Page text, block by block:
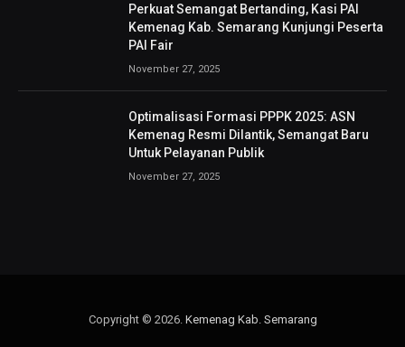
Perkuat Semangat Bertanding, Kasi PAI
Kemenag Kab. Semarang Kunjungi Peserta
PAI Fair
November 27, 2025
Optimalisasi Formasi PPPK 2025: ASN
Kemenag Resmi Dilantik, Semangat Baru
Untuk Pelayanan Publik
November 27, 2025
Copyright © 2026. Kemenag Kab. Semarang